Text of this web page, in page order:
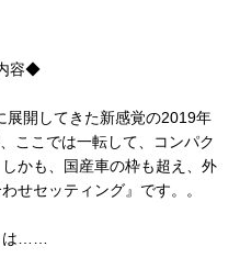
容◆
展開してきた新感覚の2019年
ここでは一転して、コンパク
かも、国産車の枠も超え、外
せセッティング』です。。
は……